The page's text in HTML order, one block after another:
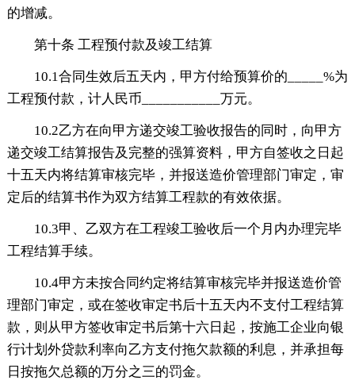
的增减。
第十条 工程预付款及竣工结算
10.1合同生效后五天内，甲方付给预算价的_____%为
工程预付款，计人民币___________万元。
10.2乙方在向甲方递交竣工验收报告的同时，向甲方
递交竣工结算报告及完整的强算资料，甲方自签收之日起
十五天内将结算审核完毕，并报送造价管理部门审定，审
定后的结算书作为双方结算工程款的有效依据。
10.3甲、乙双方在工程竣工验收后一个月内办理完毕
工程结算手续。
10.4甲方未按合同约定将结算审核完毕并报送造价管
理部门审定，或在签收审定书后十五天内不支付工程结算
款，则从甲方签收审定书后第十六日起，按施工企业向银
行计划外贷款利率向乙方支付拖欠款额的利息，并承担每
日按拖欠总额的万分之三的罚金。